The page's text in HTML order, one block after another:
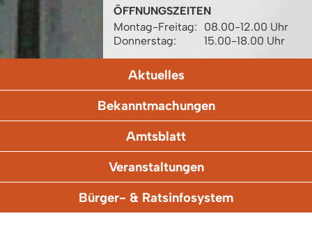
ÖFFNUNGSZEITEN
Montag-Freitag:
08.00-12.00 Uhr
Donnerstag:
15.00-18.00 Uhr
Aktuelles
Bekanntmachungen
Amtsblatt
Veranstaltungen
Bürger- & Ratsinfosystem